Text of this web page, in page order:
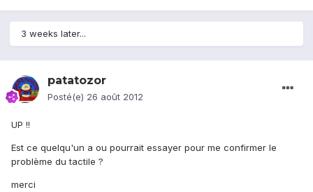
3 weeks later...
patatozor
Posté(e) 26 août 2012
UP !!
Est ce quelqu'un a ou pourrait essayer pour me confirmer le
problème du tactile ?
merci